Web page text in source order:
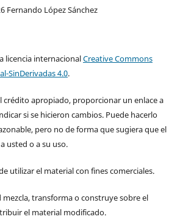
Fernando López Sánchez
licencia internacionalCreative Commons
SinDerivadas 4.0.
crédito apropiado, proporcionar un enlace a
si se hicieron cambios. Puede hacerlo
pero no de forma que sugiera que el
usted o a su uso.
utilizar el material con fines comerciales.
mezcla, transforma o construye sobre el
el material modificado.